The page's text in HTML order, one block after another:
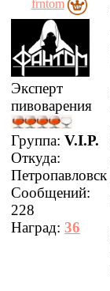
frntom
Эксперт
пивоварения
Группа: V.I.P.
Откуда:
Петропавловск
Сообщений:
228
Наград: 36